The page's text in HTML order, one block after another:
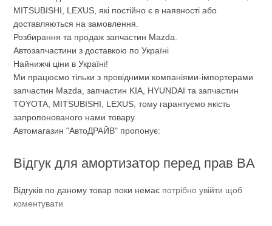
MITSUBISHI, LEXUS, які постійно є в наявності або
доставляються на замовлення.
Розбирання та продаж запчастин Mazda.
Автозапчастини з доставкою по Україні
Найнижчі ціни в Україні!
Ми працюємо тільки з провідними компаніями-імпортерами
запчастин Mazda, запчастин KIA, HYUNDAI та запчастин
TOYOTA, MITSUBISHI, LEXUS, тому гарантуємо якість
запропонованого нами товару.
Автомагазин "АвтоДРАЙВ" пропонує:
Відгук для амортизатор перед прав BA
Відгуків по даному товар поки немає потрібно увійти щоб
коментувати